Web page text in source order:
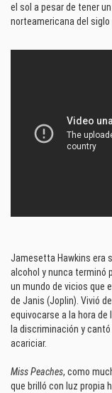
el sol a pesar de tener
norteamericana del siglo
Jamesetta Hawkins era
alcohol y nunca terminó
un mundo de vicios que
de Janis (Joplin). Vivió
equivocarse a la hora de
la discriminación y
acariciar.
Miss Peaches, como
que brilló con luz propia